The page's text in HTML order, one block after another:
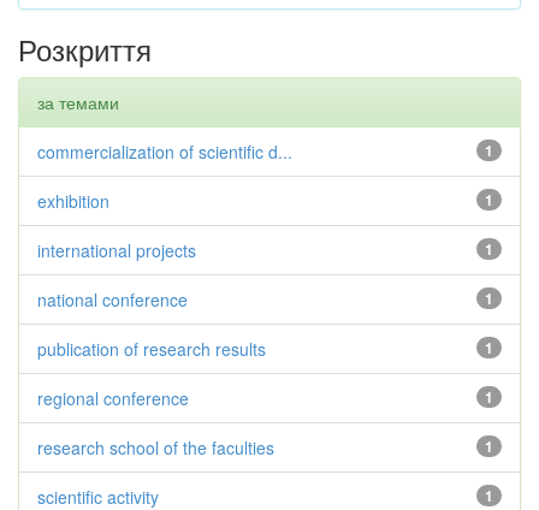
Розкриття
за темами
1
commercialization of scientific d...
1
exhibition
1
international projects
1
national conference
1
publication of research results
1
regional conference
1
research school of the faculties
1
scientific activity